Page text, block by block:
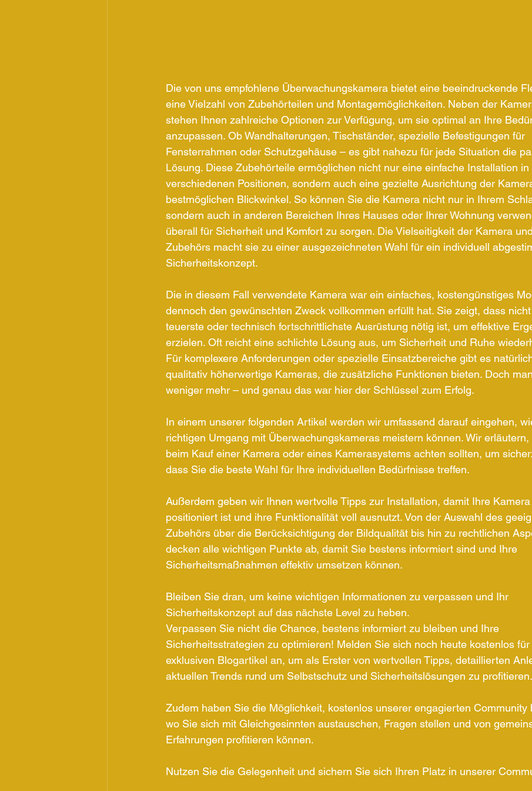
Die von uns empfohlene Überwachungskamera bietet eine beeindruckende
eine Vielzahl von Zubehörteilen und Montagemöglichkeiten. Neben der
stehen Ihnen zahlreiche Optionen zur Verfügung, um sie optimal an Ihre
anzupassen. Ob Wandhalterungen, Tischständer, spezielle Befestigungen für
Fensterrahmen oder Schutzgehäuse – es gibt nahezu für jede Situation die
Lösung. Diese Zubehörteile ermöglichen nicht nur eine einfache Installation in
verschiedenen Positionen, sondern auch eine gezielte Ausrichtung der
bestmöglichen Blickwinkel. So können Sie die Kamera nicht nur in Ihrem
sondern auch in anderen Bereichen Ihres Hauses oder Ihrer Wohnung
überall für Sicherheit und Komfort zu sorgen. Die Vielseitigkeit der Kamera
Zubehörs macht sie zu einer ausgezeichneten Wahl für ein individuell
Sicherheitskonzept.
Die in diesem Fall verwendete Kamera war ein einfaches, kostengünstiges
dennoch den gewünschten Zweck vollkommen erfüllt hat. Sie zeigt, dass
teuerste oder technisch fortschrittlichste Ausrüstung nötig ist, um effektive
erzielen. Oft reicht eine schlichte Lösung aus, um Sicherheit und Ruhe
Für komplexere Anforderungen oder spezielle Einsatzbereiche gibt es
qualitativ höherwertige Kameras, die zusätzliche Funktionen bieten. Doch
weniger mehr – und genau das war hier der Schlüssel zum Erfolg.
In einem unserer folgenden Artikel werden wir umfassend darauf eingehen,
richtigen Umgang mit Überwachungskameras meistern können. Wir
beim Kauf einer Kamera oder eines Kamerasystems achten sollten, um
dass Sie die beste Wahl für Ihre individuellen Bedürfnisse treffen.
Außerdem geben wir Ihnen wertvolle Tipps zur Installation, damit Ihre
positioniert ist und ihre Funktionalität voll ausnutzt. Von der Auswahl des
Zubehörs über die Berücksichtigung der Bildqualität bis hin zu rechtlichen
decken alle wichtigen Punkte ab, damit Sie bestens informiert sind und Ihre
Sicherheitsmaßnahmen effektiv umsetzen können.
Bleiben Sie dran, um keine wichtigen Informationen zu verpassen und Ihr
Sicherheitskonzept auf das nächste Level zu heben.
Verpassen Sie nicht die Chance, bestens informiert zu bleiben und Ihre
Sicherheitsstrategien zu optimieren! Melden Sie sich noch heute kostenlos
exklusiven Blogartikel an, um als Erster von wertvollen Tipps, detaillierten
aktuellen Trends rund um Selbstschutz und Sicherheitslösungen zu profitieren.
Zudem haben Sie die Möglichkeit, kostenlos unserer engagierten Community
wo Sie sich mit Gleichgesinnten austauschen, Fragen stellen und von
Erfahrungen profitieren können.
Nutzen Sie die Gelegenheit und sichern Sie sich Ihren Platz in unserer